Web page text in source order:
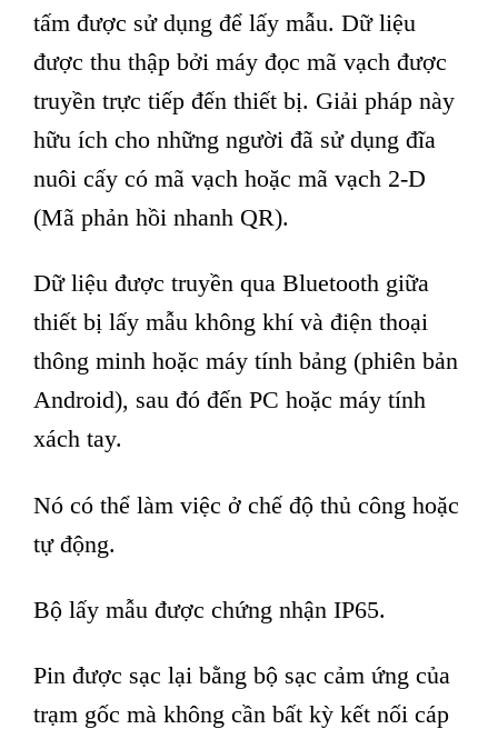
tấm được sử dụng để lấy mẫu. Dữ liệu
được thu thập bởi máy đọc mã vạch được
truyền trực tiếp đến thiết bị. Giải pháp này
hữu ích cho những người đã sử dụng đĩa
nuôi cấy có mã vạch hoặc mã vạch 2-D
(Mã phản hồi nhanh QR).
Dữ liệu được truyền qua Bluetooth giữa
thiết bị lấy mẫu không khí và điện thoại
thông minh hoặc máy tính bảng (phiên bản
Android), sau đó đến PC hoặc máy tính
xách tay.
Nó có thể làm việc ở chế độ thủ công hoặc
tự động.
Bộ lấy mẫu được chứng nhận IP65.
Pin được sạc lại bằng bộ sạc cảm ứng của
trạm gốc mà không cần bất kỳ kết nối cáp